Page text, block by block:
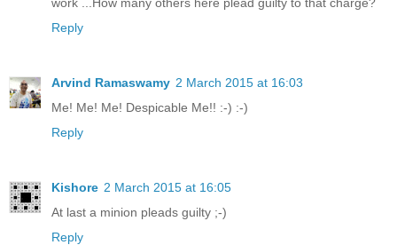
Reply
Arvind Ramaswamy 2 March 2015 at 16:03
Me! Me! Me! Despicable Me!! :-) :-)
Reply
Kishore 2 March 2015 at 16:05
At last a minion pleads guilty ;-)
Reply